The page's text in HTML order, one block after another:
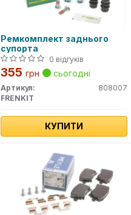
Ремкомплект заднього
супорта
0 відгуків
355 грн сьогодні
Артикул:
808007
FRENKIT
КУПИТИ